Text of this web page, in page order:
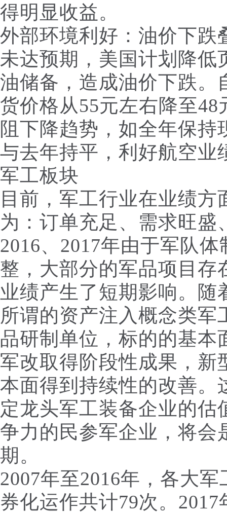
得明显收益。
外部环境利好：油价下跌
未达预期，美国计划降
油储备，造成油价下跌。
货价格从55元左右降至
阻下降趋势，如全年保
与去年持平，利好航空业
军工板块
目前，军工行业在业绩
为：订单充足、需求旺
2016、2017年由于军队
整，大部分的军品项目存
业绩产生了短期影响。
所谓的资产注入概念类
品研制单位，标的的基
军改取得阶段性成果，新
本面得到持续性的改善。
定龙头军工装备企业的
争力的民参军企业，将会
期。
2007年至2016年，各大
券化运作共计79次。